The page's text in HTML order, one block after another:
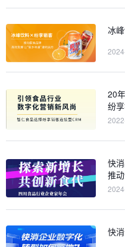
冰
20
纷
快
推
快